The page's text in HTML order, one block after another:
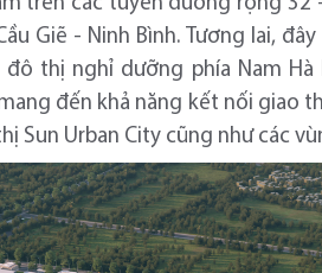
Giẽ - Ninh Bình. Tương lai,
thị nghỉ dưỡng phía Nam Hà
đến khả năng kết nối giao
Sun Urban City cũng như các